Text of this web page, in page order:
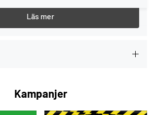
till Gjerdesågen 1603.
Kampanjer